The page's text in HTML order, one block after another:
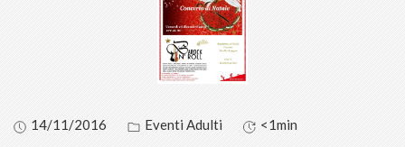
14/11/2016 Eventi Adulti <1min